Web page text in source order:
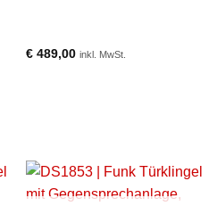
€489,00 inkl. MwSt.